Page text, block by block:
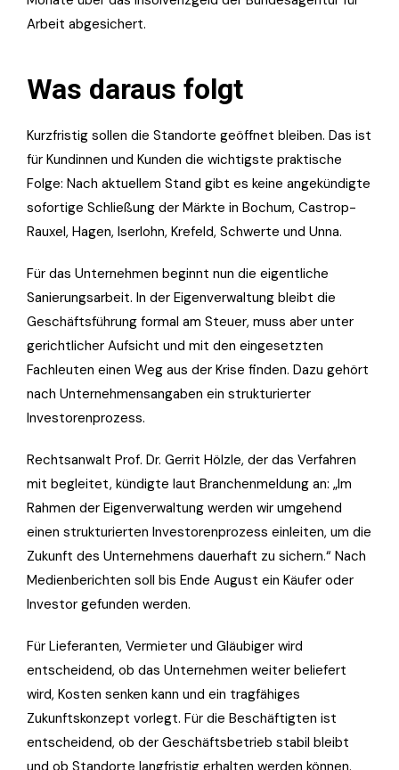
Arbeit abgesichert.
Was daraus folgt
Kurzfristig sollen die Standorte geöffnet bleiben. Das ist
für Kundinnen und Kunden die wichtigste praktische
Folge: Nach aktuellem Stand gibt es keine angekündigte
sofortige Schließung der Märkte in Bochum, Castrop-
Rauxel, Hagen, Iserlohn, Krefeld, Schwerte und Unna.
Für das Unternehmen beginnt nun die eigentliche
Sanierungsarbeit. In der Eigenverwaltung bleibt die
Geschäftsführung formal am Steuer, muss aber unter
gerichtlicher Aufsicht und mit den eingesetzten
Fachleuten einen Weg aus der Krise finden. Dazu gehört
nach Unternehmensangaben ein strukturierter
Investorenprozess.
Rechtsanwalt Prof. Dr. Gerrit Hölzle, der das Verfahren
mit begleitet, kündigte laut Branchenmeldung an: „Im
Rahmen der Eigenverwaltung werden wir umgehend
einen strukturierten Investorenprozess einleiten, um die
Zukunft des Unternehmens dauerhaft zu sichern.“ Nach
Medienberichten soll bis Ende August ein Käufer oder
Investor gefunden werden.
Für Lieferanten, Vermieter und Gläubiger wird
entscheidend, ob das Unternehmen weiter beliefert
wird, Kosten senken kann und ein tragfähiges
Zukunftskonzept vorlegt. Für die Beschäftigten ist
entscheidend, ob der Geschäftsbetrieb stabil bleibt
und ob Standorte langfristig erhalten werden können.